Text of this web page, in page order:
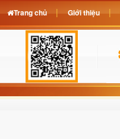
Trang chủ Giới thiệu